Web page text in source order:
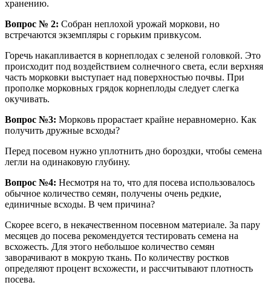
хранению.
Вопрос № 2: Собран неплохой урожай моркови, но
встречаются экземпляры с горьким привкусом.
Горечь накапливается в корнеплодах с зеленой головкой. Это
происходит под воздействием солнечного света, если верхняя
часть морковки выступает над поверхностью почвы. При
прополке морковных грядок корнеплоды следует слегка
окучивать.
Вопрос №3: Морковь прорастает крайне неравномерно. Как
получить дружные всходы?
Перед посевом нужно уплотнить дно бороздки, чтобы семена
легли на одинаковую глубину.
Вопрос №4: Несмотря на то, что для посева использовалось
обычное количество семян, получены очень редкие,
единичные всходы. В чем причина?
Скорее всего, в некачественном посевном материале. За пару
месяцев до посева рекомендуется тестировать семена на
всхожесть. Для этого небольшое количество семян
заворачивают в мокрую ткань. По количеству ростков
определяют процент всхожести, и рассчитывают плотность
посева.